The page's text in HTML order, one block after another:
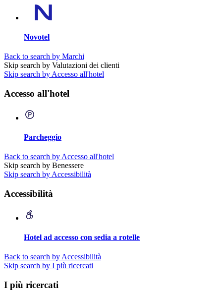
Novotel
Back to search by Marchi
Skip search by Valutazioni dei clienti
Skip search by Accesso all'hotel
Accesso all'hotel
Parcheggio
Back to search by Accesso all'hotel
Skip search by Benessere
Skip search by Accessibilità
Accessibilità
Hotel ad accesso con sedia a rotelle
Back to search by Accessibilità
Skip search by I più ricercati
I più ricercati